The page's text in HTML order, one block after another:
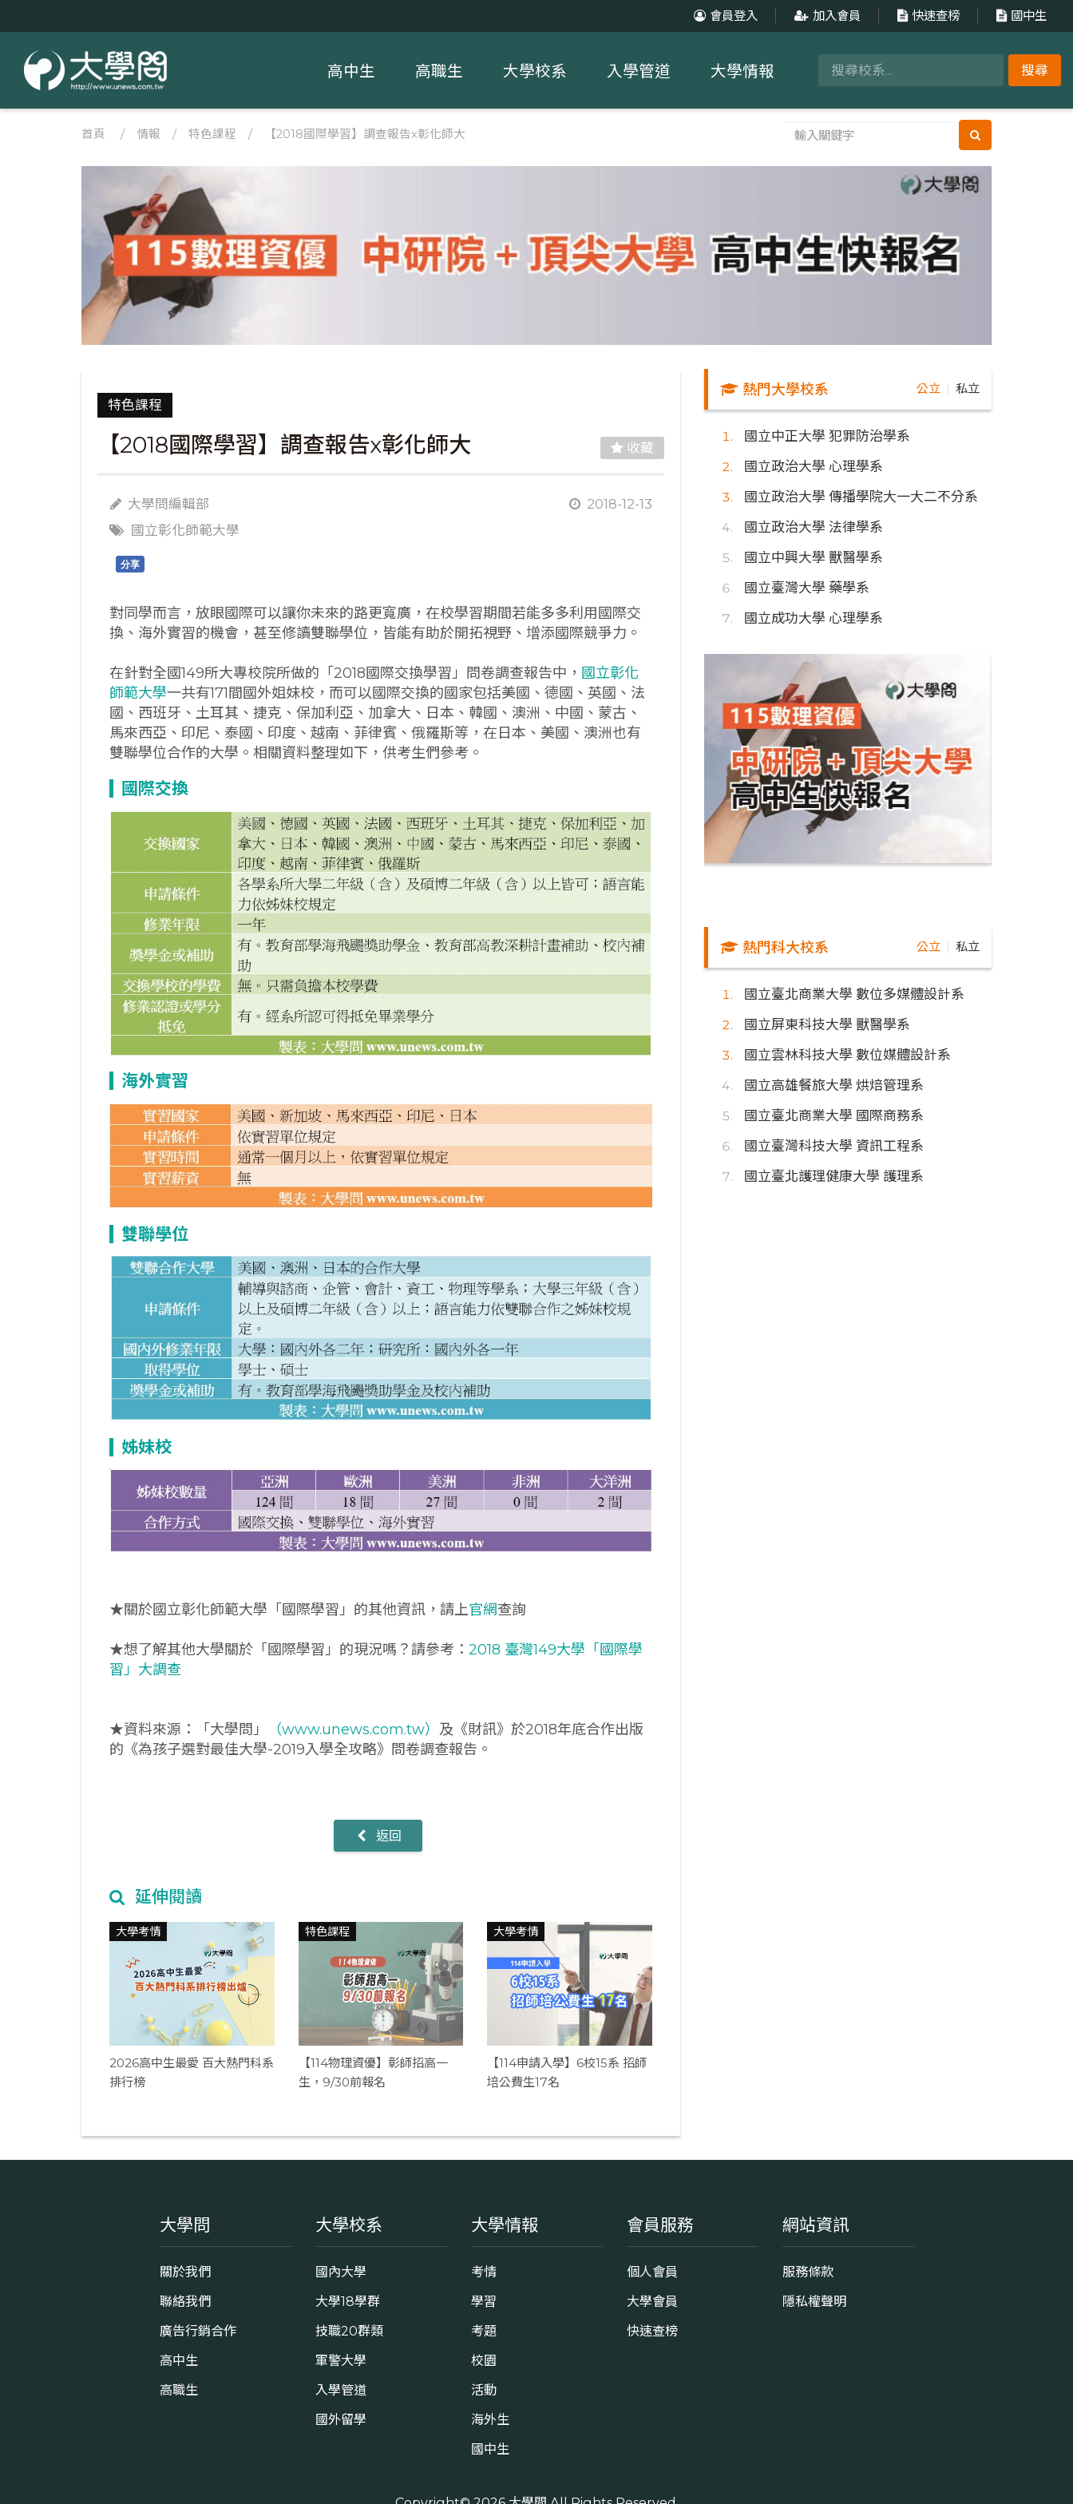
會員登入 加入會員 快速查榜 國中生
搜尋
高中生 高職生 大學校系 入學管道 大學情報
首頁 / 情報 / 特色課程 / 【2018國際學習】調查報告x彰化師大
特色課程
【2018國際學習】調查報告x彰化師大 收藏
大學問編輯部
2018-12-13
國立彰化師範大學
分享
對同學而言，放眼國際可以讓你未來的路更寬廣，在校學習期間若能多多利用國際交
換、海外實習的機會，甚至修讀雙聯學位，皆能有助於開拓視野、增添國際競爭力。
在針對全國149所大專校院所做的「2018國際交換學習」問卷調查報告中， 國立彰化
師範大學一共有171間國外姐妹校，而可以國際交換的國家包括美國、德國、英國、法
國、西班牙、土耳其、捷克、保加利亞、加拿大、日本、韓國、澳洲、中國、蒙古、
馬來西亞、印尼、泰國、印度、越南、菲律賓、俄羅斯等，在日本、美國、澳洲也有
雙聯學位合作的大學。相關資料整理如下，供考生們參考。
國際交換
海外實習
雙聯學位
姊妹校
★關於國立彰化師範大學「國際學習」的其他資訊，請上官網查詢
★想了解其他大學關於「國際學習」的現況嗎？請參考： 2018 臺灣149大學「國際學
習」大調查
★資料來源：「大學問」 （www.unews.com.tw） 及《財訊》於2018年底合作出版
的《為孩子選對最佳大學-2019入學全攻略》問卷調查報告。
返回
延伸閱讀
大學考情
2026高中生最愛 百大熱門科系
排行榜
特色課程
【114物理資優】彰師招高一
生，9/30前報名
大學考情
【114申請入學】6校15系 招師
培公費生17名
熱門大學校系 公立 私立
國立中正大學 犯罪防治學系
國立政治大學 心理學系
國立政治大學 傳播學院大一大二不分系
國立政治大學 法律學系
國立中興大學 獸醫學系
國立臺灣大學 藥學系
國立成功大學 心理學系
熱門科大校系 公立 私立
國立臺北商業大學 數位多媒體設計系
國立屏東科技大學 獸醫學系
國立雲林科技大學 數位媒體設計系
國立高雄餐旅大學 烘焙管理系
國立臺北商業大學 國際商務系
國立臺灣科技大學 資訊工程系
國立臺北護理健康大學 護理系
大學問
關於我們
聯絡我們
廣告行銷合作
高中生
高職生
大學校系
國內大學
大學18學群
技職20群類
軍警大學
入學管道
國外留學
大學情報
考情
學習
考題
校園
活動
海外生
國中生
會員服務
個人會員
大學會員
快速查榜
網站資訊
服務條款
隱私權聲明